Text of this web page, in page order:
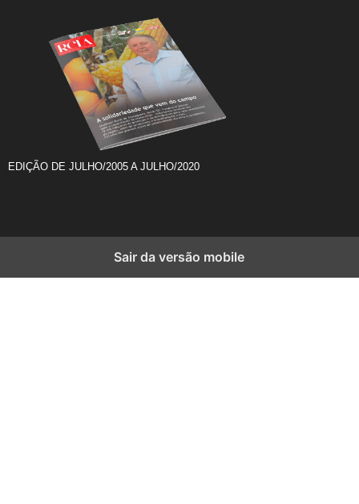
EDIÇÃO DE JULHO/2005 A JULHO/2020
Sair da versão mobile